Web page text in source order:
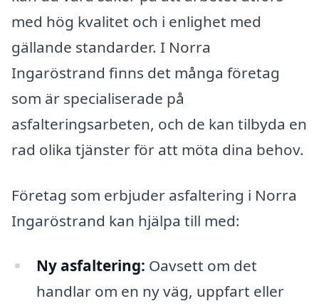
med hög kvalitet och i enlighet med
gällande standarder. I Norra
Ingaröstrand finns det många företag
som är specialiserade på
asfalteringsarbeten, och de kan tilbyda en
rad olika tjänster för att möta dina behov.
Företag som erbjuder asfaltering i Norra
Ingaröstrand kan hjälpa till med:
Ny asfaltering: Oavsett om det
handlar om en ny väg, uppfart eller